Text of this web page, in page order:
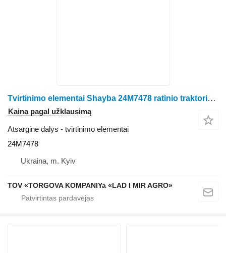
Tvirtinimo elementai Shayba 24M7478 ratinio traktoriaus John Deere 6105M
Kaina pagal užklausimą
Atsarginė dalys - tvirtinimo elementai
24M7478
Ukraina, m. Kyiv
TOV «TORGOVA KOMPANIYa «LAD I MIR AGRO»